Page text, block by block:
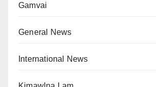
Gamvai
General News
International News